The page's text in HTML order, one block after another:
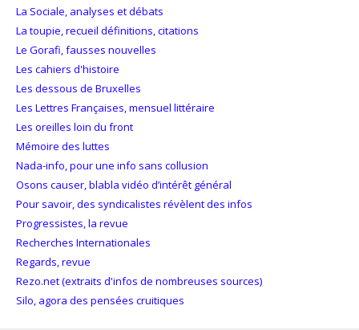
La Sociale, analyses et débats
La toupie, recueil définitions, citations
Le Gorafi, fausses nouvelles
Les cahiers d'histoire
Les dessous de Bruxelles
Les Lettres Françaises, mensuel littéraire
Les oreilles loin du front
Mémoire des luttes
Nada-info, pour une info sans collusion
Osons causer, blabla vidéo d’intérêt général
Pour savoir, des syndicalistes révèlent des infos
Progressistes, la revue
Recherches Internationales
Regards, revue
Rezo.net (extraits d'infos de nombreuses sources)
Silo, agora des pensées cruitiques